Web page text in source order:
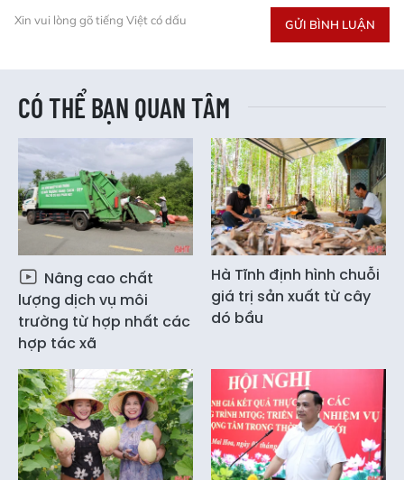
Xin vui lòng gõ tiếng Việt có dấu GỬI BÌNH LUẬN
CÓ THỂ BẠN QUAN TÂM
Nâng cao chất
lượng dịch vụ môi
trường từ hợp nhất các
hợp tác xã
Hà Tĩnh định hình chuỗi
giá trị sản xuất từ cây
dó bầu